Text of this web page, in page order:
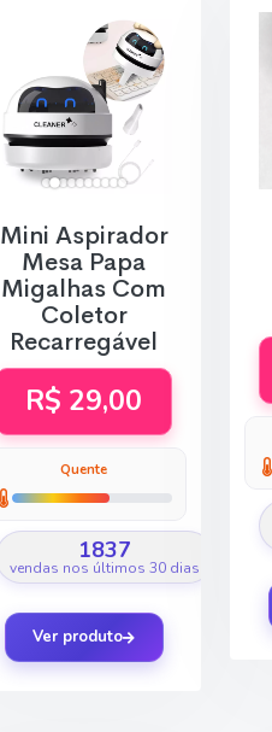
Mini Aspirador
Mesa Papa
Migalhas Com
Coletor
Recarregável
R$ 29,00
Quente
1837
vendas nos últimos 30 dias
Ver produto